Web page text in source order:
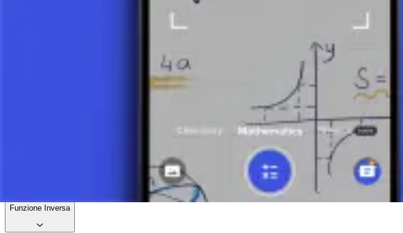
Equazione esplicita di una retta (forma pendenza-intercetta)
Funzione Inversa